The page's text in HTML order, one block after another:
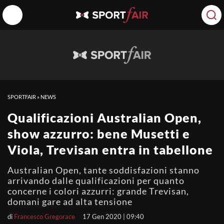
SPORTFAIR » NEWS
Qualificazioni Australian Open,
show azzurro: bene Musetti e
Viola, Trevisan entra in tabellone
Australian Open, tante soddisfazioni stanno
arrivando dalle qualificazioni per quanto
concerne i colori azzurri: grande Trevisan,
domani gare ad alta tensione
di Francesco Gregorace 17 Gen 2020 | 09:40